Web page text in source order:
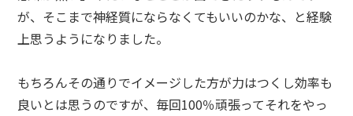
が、そこまで神経質にならなくてもいいのかな、と経験
上思うようになりました。
もちろんその通りでイメージした方が力はつくし効率も
良いとは思うのですが、毎回100％頑張ってそれをやっ